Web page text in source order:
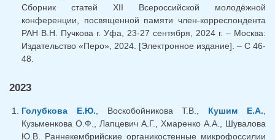
Сборник статей XII Всероссийской молодёжной
конференции, посвященной памяти член-корреспондента
РАН В.Н. Пучкова г. Уфа, 23-27 сентября, 2024 г. – Москва:
Издательство «Перо», 2024. [Электронное издание]. – С 46-
48.
2023
Голубкова Е.Ю. , Воскобойникова Т.В., Кушим Е.А.
Кузьменкова О.Ф., Лапцевич А.Г., Хмаренко А.А., Шувалова
Ю.В. Раннекембрийские органикостенные микрофоссилии